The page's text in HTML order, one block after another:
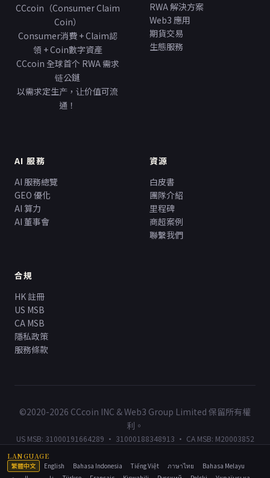
CCcoin（Consumer Claim
Coin）
Consumer消費 + Claim認
領 + Coin數字資產
CCcoin 全球首个 RWA 需求
链公鏈
以需求定生产，让价值可流
通！
RWA 解決方案
Web3 應用
期貨交易
生態服務
AI 服務
AI 服務總覽
GEO 優化
AI 算力
AI 董事會
資源
白皮書
團隊介紹
里程碑
商超案例
聯繫我們
合規
HK 註冊
US MSB
CA MSB
隱私政策
服務條款
©2020-2026 CCcoin INC & Web3 Group Limited 保留所有權
利。
US MSB: 31000191664289 · 31000188348913 · CA MSB: M20003852
LANGUAGE
繁體中文 English Bahasa Indonesia Tiếng Việt ภาษาไทย
Bahasa Melayu